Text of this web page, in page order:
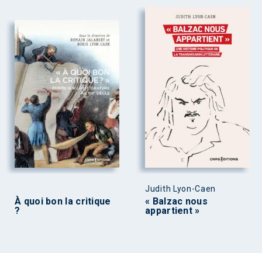
À quoi bon la critique
?
Judith Lyon-Caen
« Balzac nous
appartient »